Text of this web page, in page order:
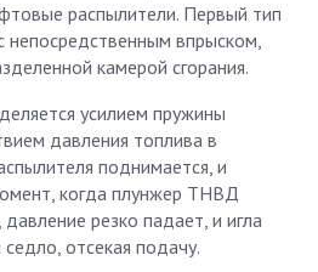
распылители. Первый тип
непосредственным впрыском,
камерой сгорания.
усилием пружины
давления топлива в
поднимается, и
когда плунжер ТНВД
резко падает, и игла
отсекая подачу.